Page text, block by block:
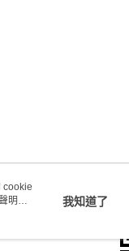
cookie
明使
我知道了